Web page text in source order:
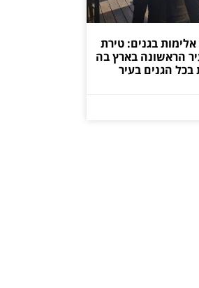
בגנים: טירת
הראשונה בארץ בה
בכל הגנים בעיר